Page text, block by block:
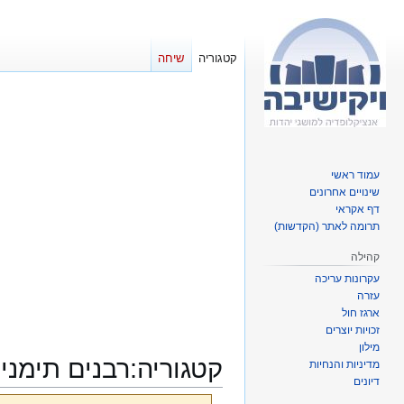
קטגוריה:רבנים
קטגוריה שיחה
עמוד ראשי
שינויים אחרונים
דף אקראי
תרומה לאתר (הקדשות)
קהילה
עקרונות עריכה
עזרה
ארגז חול
זכויות יוצרים
מילון
מדיניות והנחיות
דיונים